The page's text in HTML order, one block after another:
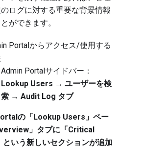
ログに対する重要な背景情報
ができます。
Portalからアクセス/使用する
Admin Portalサイドバー：
Lookup Users → ユーザーを検
索 → Audit Log タブ
の「Lookup Users」ペー
」タブに「Critical
という新しいセクションが追加